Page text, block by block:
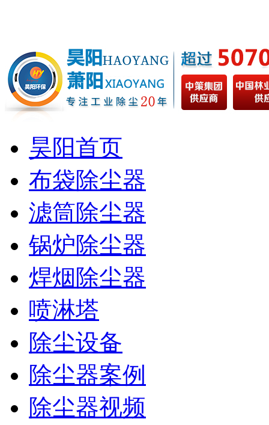
昊阳首页
布袋除尘器
滤筒除尘器
锅炉除尘器
焊烟除尘器
喷淋塔
除尘设备
除尘器案例
除尘器视频